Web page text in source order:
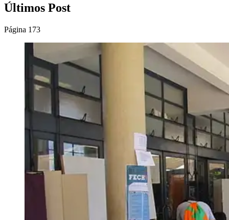
Últimos Post
Página 173